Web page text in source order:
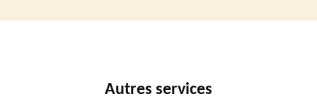
Autres services